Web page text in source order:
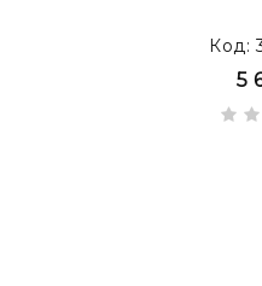
Возможно
Код:
5